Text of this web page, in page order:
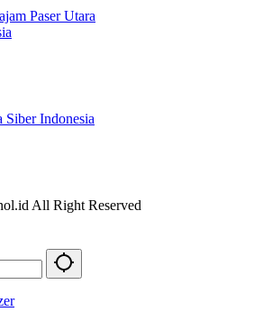
Paser Utara
Siber Indonesia
All Right Reserved